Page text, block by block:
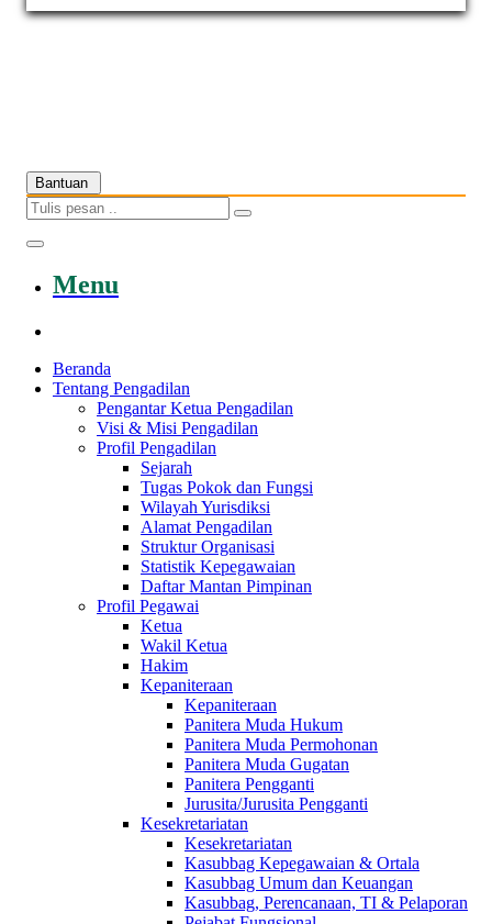
Bantuan
Menu
Beranda
Tentang Pengadilan
Pengantar Ketua Pengadilan
Visi & Misi Pengadilan
Profil Pengadilan
Sejarah
Tugas Pokok dan Fungsi
Wilayah Yurisdiksi
Alamat Pengadilan
Struktur Organisasi
Statistik Kepegawaian
Daftar Mantan Pimpinan
Profil Pegawai
Ketua
Wakil Ketua
Hakim
Kepaniteraan
Kepaniteraan
Panitera Muda Hukum
Panitera Muda Permohonan
Panitera Muda Gugatan
Panitera Pengganti
Jurusita/Jurusita Pengganti
Kesekretariatan
Kesekretariatan
Kasubbag Kepegawaian & Ortala
Kasubbag Umum dan Keuangan
Kasubbag, Perencanaan, TI & Pelaporan